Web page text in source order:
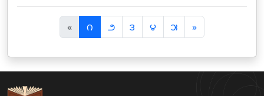
«पि
छ
ला
౧ ౨ ౩ ౪ ౫ »अ
ग
ला